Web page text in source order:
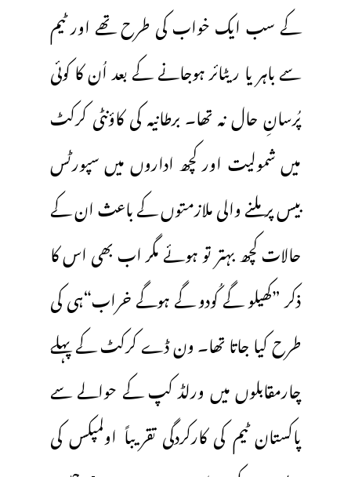
کے سب ایک خواب کی طرح تھے اور ٹیم
سے باہر یا ریٹائر ہوجانے کے بعد اُن کا کوئی
پُرسانِ حال نہ تھا۔ برطانیہ کی کاؤنٹی کرکٹ
میں شمولیت اور کچھ اداروں میں سپورٹس
بیس پرملنے والی ملازمتوں کے باعث ان کے
حالات کچھ بہتر تو ہوئے مگر اب بھی اس کا
ذکر ”کھیلو گے کُودو گے ہوگے خراب“ہی کی
طرح کیا جاتا تھا۔ ون ڈے کرکٹ کے پہلے
چارمقابلوں میں ورلڈ کپ کے حوالے سے
پاکستان ٹیم کی کارکردگی تقریباً اولمپکس کی